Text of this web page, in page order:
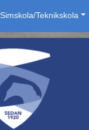
Simskola/Teknikskola